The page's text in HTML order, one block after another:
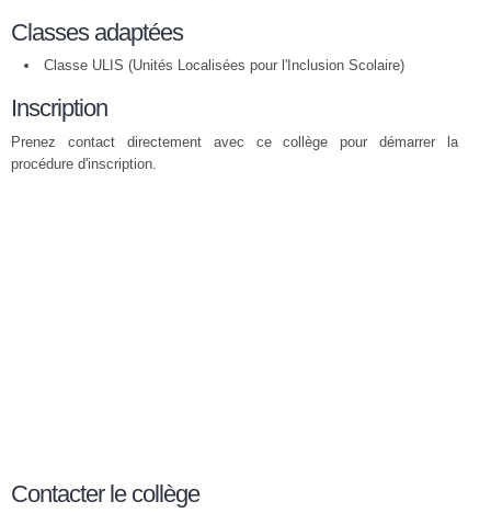
Classes adaptées
Classe ULIS (Unités Localisées pour l'Inclusion Scolaire)
Inscription
Prenez contact directement avec ce collège pour démarrer la
procédure d'inscription.
Contacter le collège